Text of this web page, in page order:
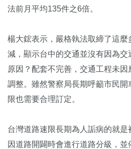
法前月平均135件之6倍。
楊大鋐表示，嚴格執法取締了這
減，顯示台中的交通並沒有因為
原因？配套不完善，交通工程未因
調整。雖然警察局長期呼籲市民
限也需要合理訂定。
台灣道路速限長期為人詬病的就是
因道路開闢時會進行道路分級，